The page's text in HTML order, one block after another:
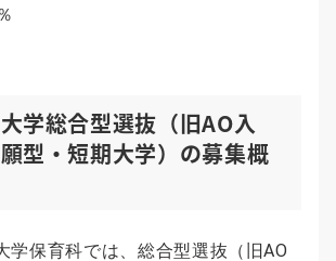
学総合型選抜（旧AO入
型・短期大学）の募集概
学保育科では、総合型選抜（旧AO